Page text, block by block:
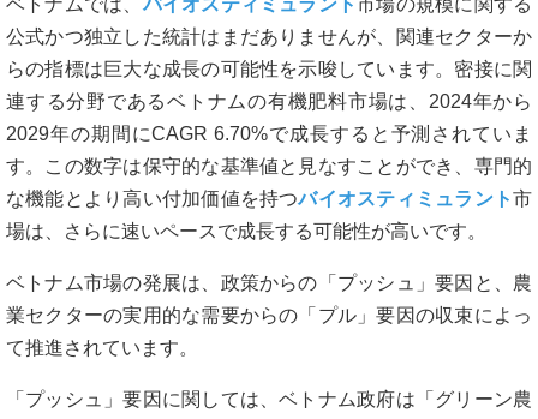
公式かつ独立した統計はまだありませんが、関連セクターか
らの指標は巨大な成長の可能性を示唆しています。密接に関
連する分野であるベトナムの有機肥料市場は、2024年から
2029年の期間にCAGR 6.70%で成長すると予測されていま
す。この数字は保守的な基準値と見なすことができ、専門的
な機能とより高い付加価値を持つバイオスティミュラント市
場は、さらに速いペースで成長する可能性が高いです。
ベトナム市場の発展は、政策からの「プッシュ」要因と、農
業セクターの実用的な需要からの「プル」要因の収束によっ
て推進されています。
「プッシュ」要因に関しては、ベトナム政府は「グリーン農